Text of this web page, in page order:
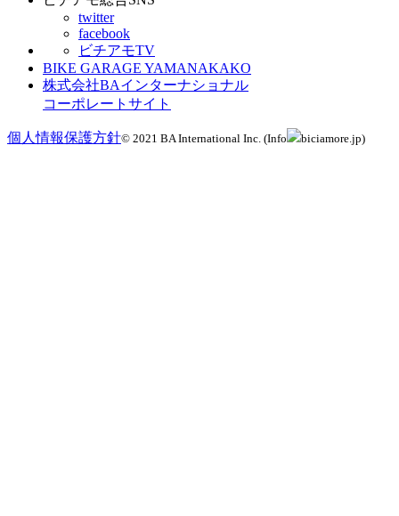
twitter
facebook
ビチアモTV
BIKE GARAGE YAMANAKAKO
株式会社BAインターナショナル
コーポレートサイト
個人情報保護方針© 2021 BA International Inc. (Info biciamore.jp)